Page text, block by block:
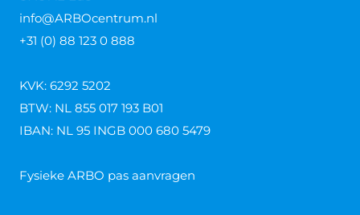
info@ARBOcentrum.nl
+31 (0) 88 123 0 888
KVK: 6292 5202
BTW: NL 855 017 193 B01
IBAN: NL 95 INGB 000 680 5479
Fysieke ARBO pas aanvragen